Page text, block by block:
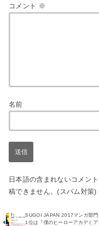
コメント ※
名前
日本語の含まれないコメン
稿できません。(スパム対策)
SUGOI JAPAN 2017マンガ部門
1位は『僕のヒーローアカデミア